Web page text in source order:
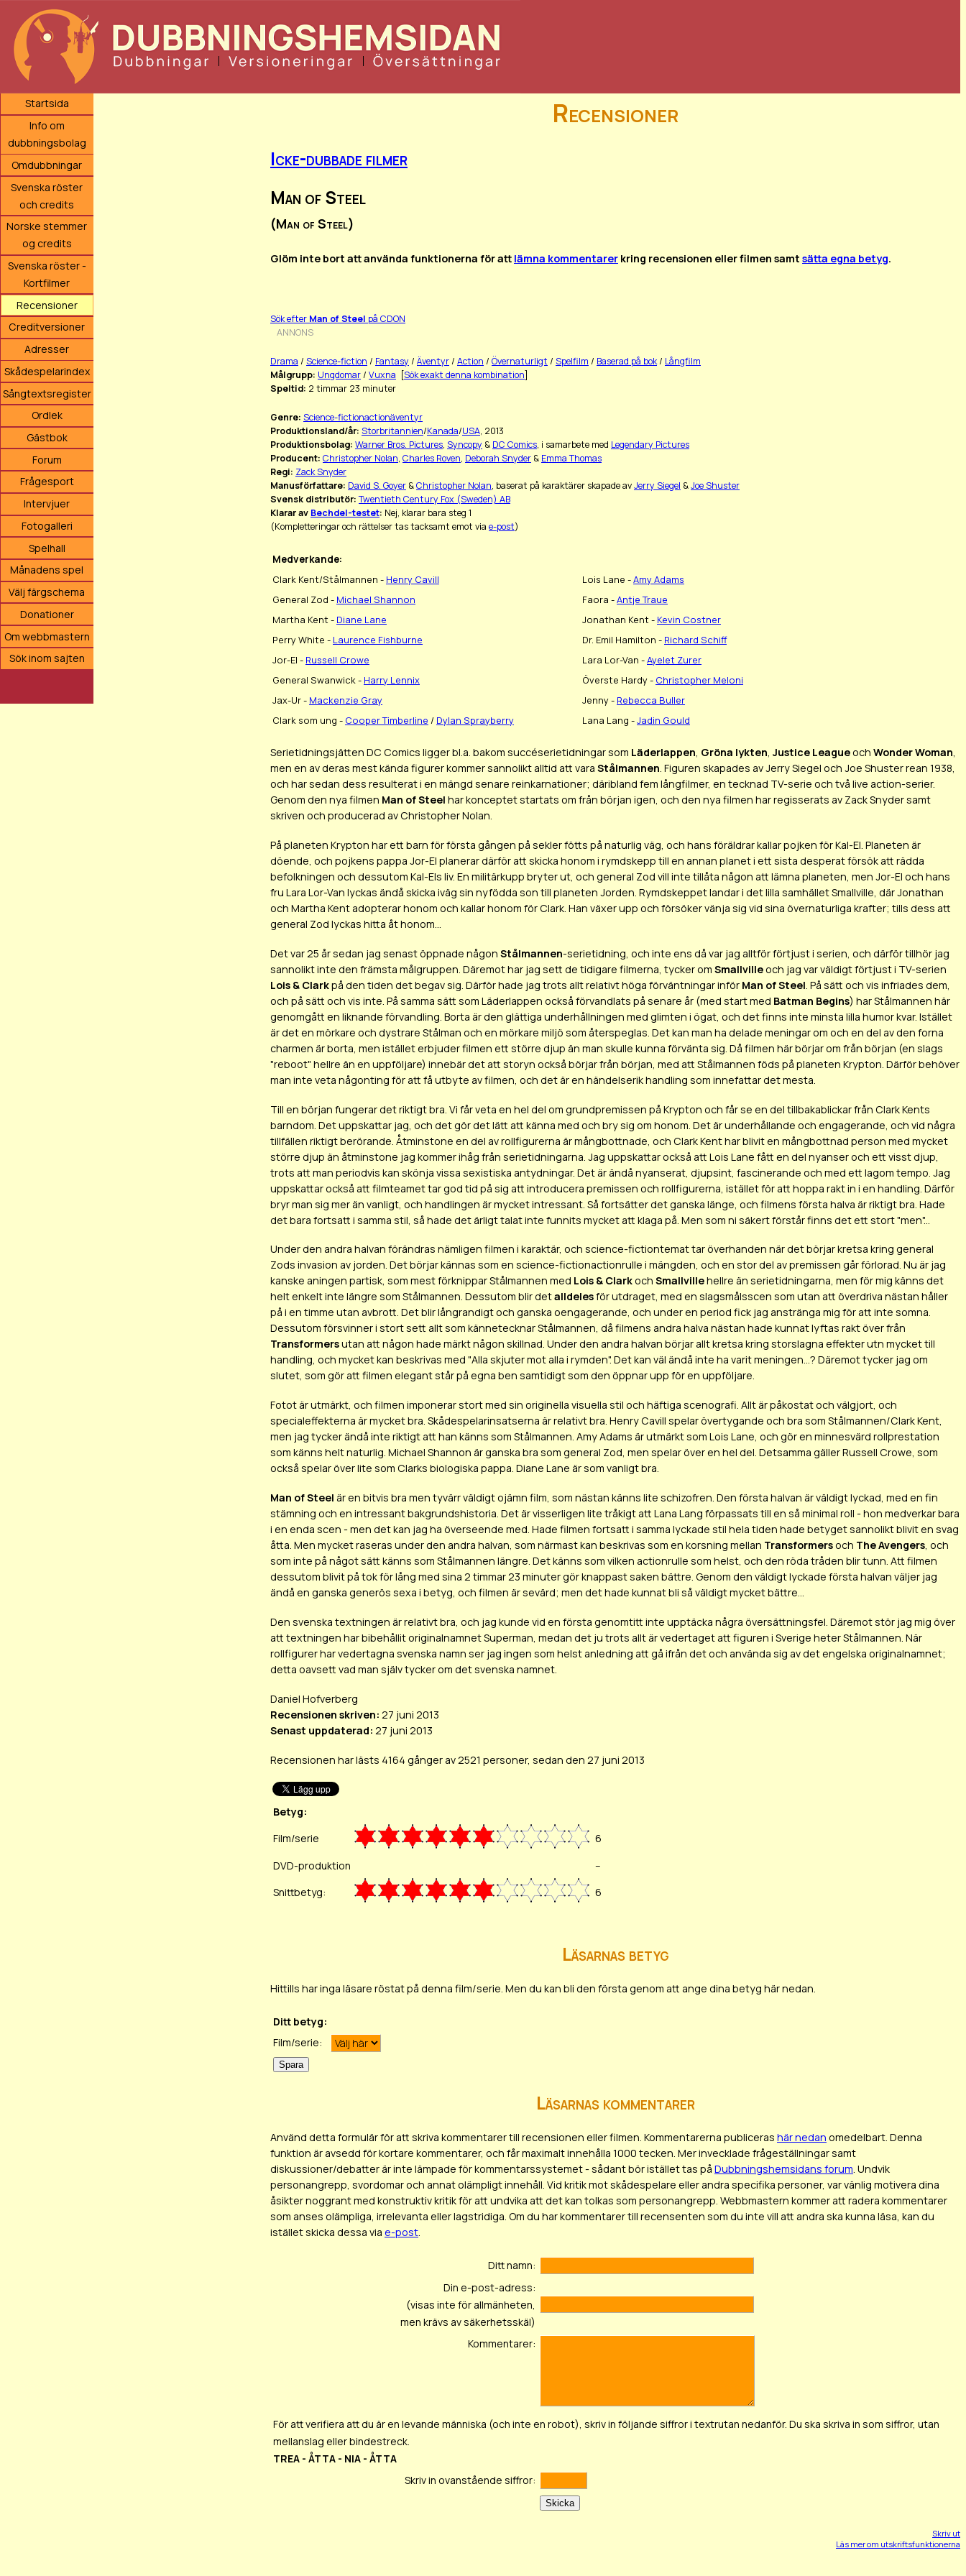
Startsida
Info om
dubbningsbolag
Omdubbningar
Svenska röster
och credits
Norske stemmer
og credits
Svenska röster -
Kortfilmer
Recensioner
Creditversioner
Adresser
Skådespelarindex
Sångtextsregister
Ordlek
Gästbok
Forum
Frågesport
Intervjuer
Fotogalleri
Spelhall
Månadens spel
Välj färgschema
Donationer
Om webbmastern
Sök inom sajten
Recensioner
Icke-dubbade filmer
Man of Steel
(Man of Steel)
Glöm inte bort att använda funktionerna för att lämna kommentarer kring recensionen eller filmen samt sätta egna betyg.
Sök efter Man of Steel på CDON
ANNONS
Drama / Science-fiction / Fantasy / Äventyr/ Action / Övernaturligt / Spelfilm / Baserad på bok/ Långfilm
Målgrupp: Ungdomar/ Vuxna [Sök exakt denna kombination]
Speltid: 2 timmar 23 minuter
Genre: Science-fictionactionäventyr
Produktionsland/år: Storbritannien/Kanada/USA, 2013
Produktionsbolag: Warner Bros. Pictures, Syncopy & DC Comics, i samarbete med Legendary Pictures
Producent: Christopher Nolan, Charles Roven, Deborah Snyder & Emma Thomas
Regi: Zack Snyder
Manusförfattare: David S. Goyer &Christopher Nolan, baserat på karaktärer skapade avJerry Siegel &Joe Shuster
Svensk distributör: Twentieth Century Fox (Sweden) AB
Klarar av Bechdel-testet: Nej, klarar bara steg 1
(Kompletteringar och rättelser tas tacksamt emot via e-post)
Medverkande:
Clark Kent/Stålmannen - Henry Cavill Lois Lane -Amy Adams
General Zod - Michael Shannon Faora -Antje Traue
Martha Kent - Diane Lane Jonathan Kent - Kevin Costner
Perry White - Laurence Fishburne Dr. Emil Hamilton - Richard Schiff
Jor-El - Russell Crowe Lara Lor-Van -Ayelet Zurer
General Swanwick - Harry Lennix Överste Hardy - Christopher Meloni
Jax-Ur - Mackenzie Gray Jenny - Rebecca Buller
Clark som ung - Cooper Timberline / Dylan Sprayberry Lana Lang -Jadin Gould
Serietidningsjätten DC Comics ligger bl.a. bakom succéserietidningar som Läderlappen Gröna lykten Justice Leagueoch Wonder Woman
men en av deras mest kända figurer kommer sannolikt alltid att vara Stålmannen . Figuren skapades av Jerry Siegel och Joe Shuster rean 1938,
och har sedan dess resulterat i en mängd senare reinkarnationer; däribland fem långfilmer, en tecknad TV-serie och två live action-serier.
Genom den nya filmen Man of Steel har konceptet startats om från början igen, och den nya filmen har regisserats av Zack Snyder samt
skriven och producerad av Christopher Nolan.
På planeten Krypton har ett barn för första gången på sekler fötts på naturlig väg, och hans föräldrar kallar pojken för Kal-El. Planeten är
döende, och pojkens pappa Jor-El planerar därför att skicka honom i rymdskepp till en annan planet i ett sista desperat försök att rädda
befolkningen och dessutom Kal-Els liv. En militärkupp bryter ut, och general Zod vill inte tillåta någon att lämna planeten, men Jor-El och hans
fru Lara Lor-Van lyckas ändå skicka iväg sin nyfödda son till planeten Jorden. Rymdskeppet landar i det lilla samhället Smallville, där Jonathan
och Martha Kent adopterar honom och kallar honom för Clark. Han växer upp och försöker vänja sig vid sina övernaturliga krafter; tills dess att
general Zod lyckas hitta åt honom...
Det var 25 år sedan jag senast öppnade någon Stålmannen-serietidning, och inte ens då var jag alltför förtjust i serien, och därför tillhör jag
sannolikt inte den främsta målgruppen. Däremot har jag sett de tidigare filmerna, tycker om Smallvilleoch jag var väldigt förtjust i TV-serien
Lois & Clarkpå den tiden det begav sig. Därför hade jag trots allt relativt höga förväntningar inför Man of Steel . På sätt och vis infriades dem,
och på sätt och vis inte. På samma sätt som Läderlappen också förvandlats på senare år (med start med Batman Begins) har Stålmannen här
genomgått en liknande förvandling. Borta är den glättiga underhållningen med glimten i ögat, och det finns inte minsta lilla humor kvar. Istället
är det en mörkare och dystrare Stålman och en mörkare miljö som återspeglas. Det kan man ha delade meningar om och en del av den forna
charmen är borta, men istället erbjuder filmen ett större djup än man skulle kunna förvänta sig. Då filmen här börjar om från början (en slags
"reboot" hellre än en uppföljare) innebär det att storyn också börjar från början, med att Stålmannen föds på planeten Krypton. Därför behöver
man inte veta någonting för att få utbyte av filmen, och det är en händelserik handling som innefattar det mesta.
Till en början fungerar det riktigt bra. Vi får veta en hel del om grundpremissen på Krypton och får se en del tillbakablickar från Clark Kents
barndom. Det uppskattar jag, och det gör det lätt att känna med och bry sig om honom. Det är underhållande och engagerande, och vid några
tillfällen riktigt berörande. Åtminstone en del av rollfigurerna är mångbottnade, och Clark Kent har blivit en mångbottnad person med mycket
större djup än åtminstone jag kommer ihåg från serietidningarna. Jag uppskattar också att Lois Lane fått en del nyanser och ett visst djup,
trots att man periodvis kan skönja vissa sexistiska antydningar. Det är ändå nyanserat, djupsint, fascinerande och med ett lagom tempo. Jag
uppskattar också att filmteamet tar god tid på sig att introducera premissen och rollfigurerna, istället för att hoppa rakt in i en handling. Därför
bryr man sig mer än vanligt, och handlingen är mycket intressant. Så fortsätter det ganska länge, och filmens första halva är riktigt bra. Hade
det bara fortsatt i samma stil, så hade det ärligt talat inte funnits mycket att klaga på. Men som ni säkert förstår finns det ett stort "men"...
Under den andra halvan förändras nämligen filmen i karaktär, och science-fictiontemat tar överhanden när det börjar kretsa kring general
Zods invasion av jorden. Det börjar kännas som en science-fictionactionrulle i mängden, och en stor del av premissen går förlorad. Nu är jag
kanske aningen partisk, som mest förknippar Stålmannen med Lois & Clarkoch Smallvillehellre än serietidningarna, men för mig känns det
helt enkelt inte längre som Stålmannen. Dessutom blir detalldelesför utdraget, med en slagsmålsscen som utan att överdriva nästan håller
på i en timme utan avbrott. Det blir långrandigt och ganska oengagerande, och under en period fick jag anstränga mig för att inte somna.
Dessutom försvinner i stort sett allt som kännetecknar Stålmannen, då filmens andra halva nästan hade kunnat lyftas rakt över från
Transformersutan att någon hade märkt någon skillnad. Under den andra halvan börjar allt kretsa kring storslagna effekter utn mycket till
handling, och mycket kan beskrivas med "Alla skjuter mot alla i rymden". Det kan väl ändå inte ha varit meningen...? Däremot tycker jag om
slutet, som gör att filmen elegant står på egna ben samtidigt som den öppnar upp för en uppföljare.
Fotot är utmärkt, och filmen imponerar stort med sin originella visuella stil och häftiga scenografi. Allt är påkostat och välgjort, och
specialeffekterna är mycket bra. Skådespelarinsatserna är relativt bra. Henry Cavill spelar övertygande och bra som Stålmannen/Clark Kent,
men jag tycker ändå inte riktigt att han känns som Stålmannen. Amy Adams är utmärkt som Lois Lane, och gör en minnesvärd rollprestation
som känns helt naturlig. Michael Shannon är ganska bra som general Zod, men spelar över en hel del. Detsamma gäller Russell Crowe, som
också spelar över lite som Clarks biologiska pappa. Diane Lane är som vanligt bra.
Man of Steel är en bitvis bra men tyvärr väldigt ojämn film, som nästan känns lite schizofren. Den första halvan är väldigt lyckad, med en fin
stämning och en intressant bakgrundshistoria. Det är visserligen lite tråkigt att Lana Lang förpassats till en så minimal roll - hon medverkar bara
i en enda scen - men det kan jag ha överseende med. Hade filmen fortsatt i samma lyckade stil hela tiden hade betyget sannolikt blivit en svag
åtta. Men mycket raseras under den andra halvan, som närmast kan beskrivas som en korsning mellan Transformersoch The Avengers, och
som inte på något sätt känns som Stålmannen längre. Det känns som vilken actionrulle som helst, och den röda tråden blir tunn. Att filmen
dessutom blivit på tok för lång med sina 2 timmar 23 minuter gör knappast saken bättre. Genom den väldigt lyckade första halvan väljer jag
ändå en ganska generös sexa i betyg, och filmen är sevärd; men det hade kunnat bli så väldigt mycket bättre...
Den svenska textningen är relativt bra, och jag kunde vid en första genomtitt inte upptäcka några översättningsfel. Däremot stör jag mig över
att textningen har bibehållit originalnamnetSuperman, medan det ju trots allt är vedertaget att figuren i Sverige heterStålmannen. När
rollfigurer har vedertagna svenska namn ser jag ingen som helst anledning att gå ifrån det och använda sig av det engelska originalnamnet;
detta oavsett vad man själv tycker om det svenska namnet.
Daniel Hofverberg
Recensionen skriven: 27 juni 2013
Senast uppdaterad: 27 juni 2013
Recensionen har lästs 4164 gånger av 2521 personer, sedan den 27 juni 2013
Betyg:
Film/serie
6
DVD-produktion
--
Snittbetyg:
6
Läsarnas betyg
Hittills har inga läsare röstat på denna film/serie. Men du kan bli den första genom att ange dina betyg här nedan.
Ditt betyg:
Film/serie:
Läsarnas kommentarer
Använd detta formulär för att skriva kommentarer till recensionen eller filmen. Kommentarerna publiceras här nedan omedelbart. Denna
funktion är avsedd för kortare kommentarer, och får maximalt innehålla 1000 tecken. Mer invecklade frågeställningar samt
diskussioner/debatter är inte lämpade för kommentarssystemet - sådant bör istället tas på Dubbningshemsidans forum . Undvik
personangrepp, svordomar och annat olämpligt innehåll. Vid kritik mot skådespelare eller andra specifika personer, var vänlig motivera dina
åsikter noggrant med konstruktiv kritik för att undvika att det kan tolkas som personangrepp. Webbmastern kommer att radera kommentarer
som anses olämpliga, irrelevanta eller lagstridiga. Om du har kommentarer till recensenten som du inte vill att andra ska kunna läsa, kan du
istället skicka dessa via e-post
Ditt namn:
Din e-post-adress:
(visas inte för allmänheten,
men krävs av säkerhetsskäl)
Kommentarer:
För att verifiera att du är en levande människa (och inte en robot), skriv in följande siffror i textrutan nedanför. Du ska skriva in som siffror, utan
mellanslag eller bindestreck.
TREA - ÅTTA - NIA - ÅTTA
Skriv in ovanstående siffror:
Skriv ut
Läs mer om utskriftsfunktionerna